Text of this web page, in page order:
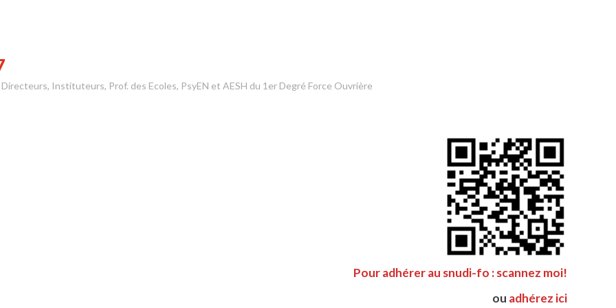
Instituteurs, Prof. des Ecoles, PsyEN et AESH du 1er Degré Force Ouvrière
Pour adhérer au snudi-fo : scannez moi!
ou adhérez ici